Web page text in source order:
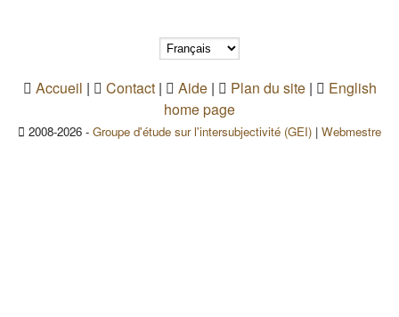
Accueil | Contact| Aide| Plan du site|
English
home page
2008-2026 - Groupe d'étude sur l'intersubjectivité (GEI) | Webmestre